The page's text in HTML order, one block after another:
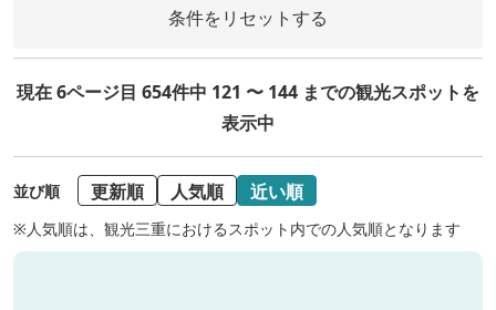
条件をリセットする
現在 6ページ目 654件中 121 〜 144 までの観光スポットを
表示中
並び順 更新順 人気順 近い順
※人気順は、観光三重におけるスポット内での人気順となります